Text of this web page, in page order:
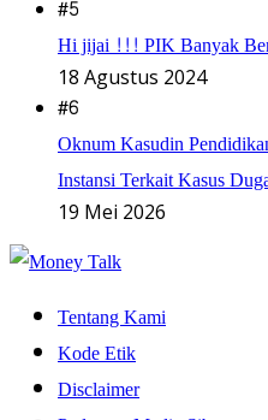
#5
Hi jijai !!! PIK Banyak
18 Agustus 2024
#6
Oknum Kasudin
Instansi Terkait Kasus
19 Mei 2026
Tentang Kami
Kode Etik
Disclaimer